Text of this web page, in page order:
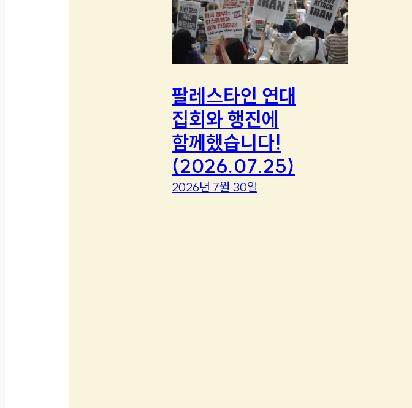
팔레스타인 연대
집회와 행진에
함께했습니다!
(2026.07.25)
2026년 7월 30일